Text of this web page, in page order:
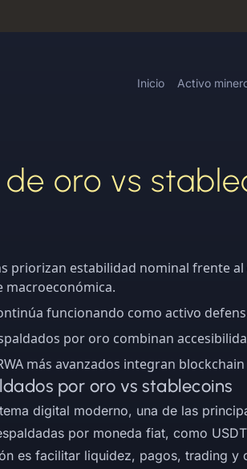
Inicio Activo
de oro vs
priorizan estabilidad nominal frente
funcionando como activo
por oro combinan
más avanzados integran
por oro vs stablecoins
digital moderno, una de las
por moneda fiat, como
es facilitar liquidez, pagos, trading y